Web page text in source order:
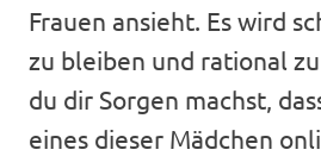
Frauen ansieht. Es wird
zu bleiben und rational
du dir Sorgen machst,
eines dieser Mädchen